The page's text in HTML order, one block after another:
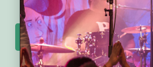
Send